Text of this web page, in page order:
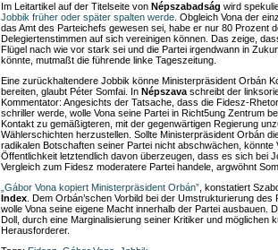
Im Leitartikel auf der Titelseite von Népszabadság wird
Jobbik früher oder später spalten werde . Obgleich Vona der
das Amt des Parteichefs gewesen sei, habe er nur 80 Prozent
Delegiertenstimmen auf sich vereinigen können. Das zeige,
Flügel nach wie vor stark sei und die Partei irgendwann in
könnte, mutmaßt die führende linke Tageszeitung.
Eine zurückhaltendere Jobbik könne Ministerpräsident Orbán
bereiten, glaubt Péter Somfai. In Népszava schreibt der
Kommentator: Angesichts der Tatsache, dass die Fidesz-
schriller werde, wolle Vona seine Partei in Richt5ung Zentrum
Kontakt zu gemäßigteren, mit der gegenwärtigen Regierung
Wählerschichten herzustellen. Sollte Ministerpräsident Orbán
radikalen Botschaften seiner Partei nicht abschwächen, könnte
Öffentlichkeit letztendlich davon überzeugen, dass es sich bei
Vergleich zum Fidesz moderatere Partei handele, argwöhnt
„Gábor Vona kopiert Ministerpräsident Orbán” , konstatiert
Index . Dem Orbán’schen Vorbild bei der Umstrukturierung des
wolle Vona seine eigene Macht innerhalb der Partei ausbauen.
Doll, durch eine Marginalisierung seiner Kritiker und möglichen
Herausforderer.